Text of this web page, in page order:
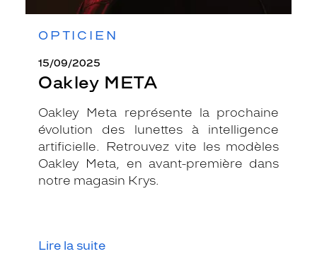
OPTICIEN
15/09/2025
Oakley META
Oakley Meta représente la prochaine
évolution des lunettes à intelligence
artificielle. Retrouvez vite les modèles
Oakley Meta, en avant-première dans
notre magasin Krys.
Lire la suite